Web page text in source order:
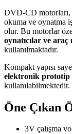
DVD-CD motorları,
okuma ve oynatma
olur. Bu motorlar
oynatıcılar ve
kullanılmaktadır.
Kompakt yapısı
elektronik prototip
kullanılabilmektedir.
Öne Çıkan
3V çalışma